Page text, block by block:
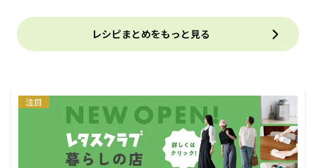
レシピまとめをもっと見る
注目